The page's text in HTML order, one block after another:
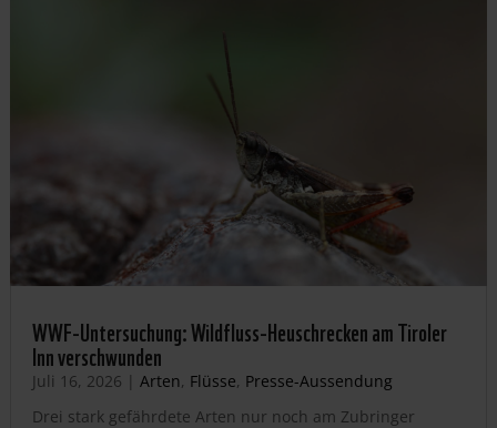
WWF-Untersuchung: Wildfluss-Heuschrecken am Tiroler
Inn verschwunden
Juli 16, 2026 | Arten, Flüsse, Presse-Aussendung
Drei stark gefährdete Arten nur noch am Zubringer